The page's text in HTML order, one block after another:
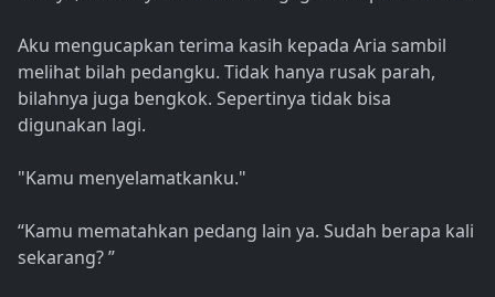
Aku mengucapkan terima kasih kepada Aria sambil
melihat bilah pedangku. Tidak hanya rusak parah,
bilahnya juga bengkok. Sepertinya tidak bisa
digunakan lagi.
"Kamu menyelamatkanku."
“Kamu mematahkan pedang lain ya. Sudah berapa kali
sekarang? ”